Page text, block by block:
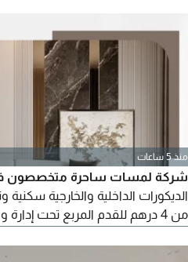
منذ 5 ساعات
شركة لمسات ساحرة متخصصون
الديكورات الداخلية والخارجية سكنية
من 4 درهم للقدم المربع تحت
في العمل، وأسعار تنافسية وخصومات